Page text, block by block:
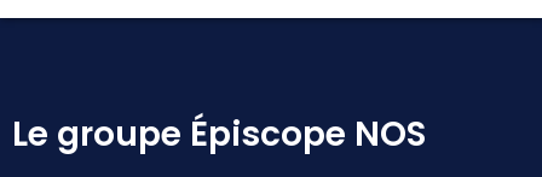
Le groupe Épiscope NOS